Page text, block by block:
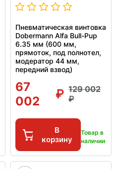
Пневматическая винтовка
Dobermann Alfa Bull-Pup
6.35 мм (600 мм,
прямоток, под полнотел,
модератор 44 мм,
передний взвод)
67
002
129 002
В
корзину
Товар в
наличии